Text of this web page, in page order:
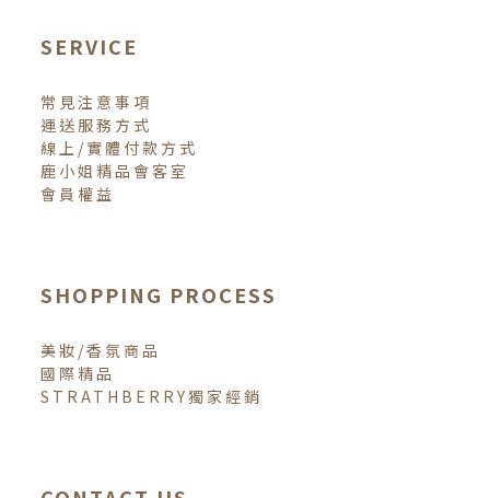
SERVICE
常見注意事項
運送服務方式
線上/實體付款方式
鹿小姐精品會客室
會員權益
SHOPPING PROCESS
美妝/香氛商品
國際精品
STRATHBERRY獨家經銷